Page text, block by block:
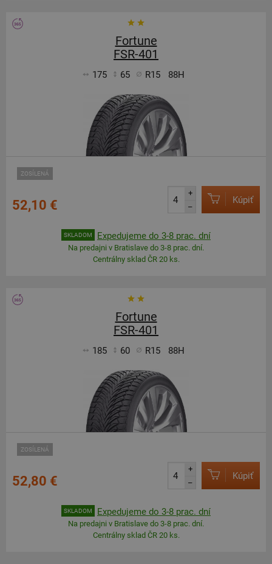
Fortune
FSR-401
175 65 R15 88H
ZOSÍLENÁ
52,10 €
+
–
Kúpiť
SKLADOM Expedujeme do 3-8 prac. dní
Na predajni v Bratislave do 3-8 prac. dní.
Centrálny sklad ČR 20 ks.
Fortune
FSR-401
185 60 R15 88H
ZOSÍLENÁ
52,80 €
+
–
Kúpiť
SKLADOM Expedujeme do 3-8 prac. dní
Na predajni v Bratislave do 3-8 prac. dní.
Centrálny sklad ČR 20 ks.